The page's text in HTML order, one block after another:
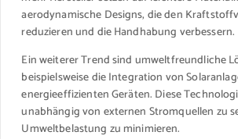
aerodynamische Designs, die den
reduzieren und die Handhabung verbessern.
Ein weiterer Trend sind umweltfreundliche
beispielsweise die Integration von
energieeffizienten Geräten. Diese
unabhängig von externen Stromquellen zu
Umweltbelastung zu minimieren.